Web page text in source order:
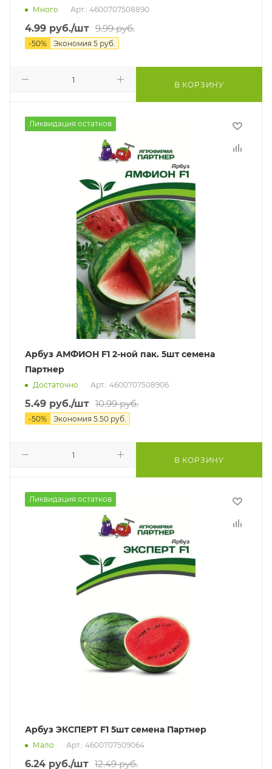
Много Арт.: 4600707508890
4.99 руб./шт 9.99руб.
-50% Экономия 5 руб.
В КОРЗИНУ
Ликвидация остатков
Арбуз АМФИОН F1 2-ной пак. 5шт семена
Партнер
Достаточно Арт.: 4600707508906
5.49 руб./шт 10.99руб.
-50% Экономия 5.50 руб.
В КОРЗИНУ
Ликвидация остатков
Арбуз ЭКСПЕРТ F1 5шт семена Партнер
Мало Арт.: 4600707509064
6.24 руб./шт 12.49руб.